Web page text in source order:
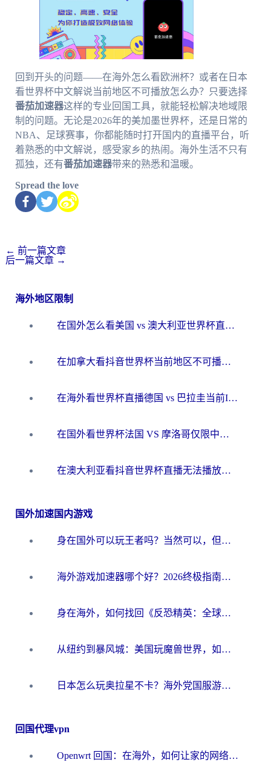
回到开头的问题——在海外怎么看欧洲杯？或者在日本
看世界杯中文解说当前地区不可播放怎么办？只要选择
番茄加速器这样的专业回国工具，就能轻松解决地域限
制的问题。无论是2026年的美加墨世界杯，还是日常的
NBA、足球赛事，你都能随时打开国内的直播平台，听
着熟悉的中文解说，感受家乡的热闹。海外生活不只有
孤独，还有番茄加速器带来的熟悉和温暖。
Spread the love
← 前一篇文章
后一篇文章 →
海外地区限制
在国外怎么看美国 vs 澳大利亚世界杯直播？海外党必藏的中文解说观赛指南
在加拿大看抖音世界杯当前地区不可播放？海外党体育观赛终极指南
在海外看世界杯直播德国 vs 巴拉圭当前IP受限制？这篇指南帮你轻松解决地区限制
在国外看世界杯法国 VS 摩洛哥仅限中国大陆？别让地域限制拦下你的欢呼
在澳大利亚看抖音世界杯直播无法播放？海外党体育观赛终极指南来了！
国外加速国内游戏
身在国外可以玩王者吗？当然可以，但你需要这份“加速”指南
海外游戏加速器哪个好？2026终极指南帮你畅玩国服+解决卡顿难题
身在海外，如何找回《反恐精英：全球攻势》国服的丝滑手感？一份给你的终极指南
从纽约到暴风城：美国玩魔兽世界，如何找到你的最佳网络航线
日本怎么玩奥拉星不卡？海外党国服游戏加速器选择全攻略
回国代理vpn
Openwrt 回国：在海外，如何让家的网络触手可及